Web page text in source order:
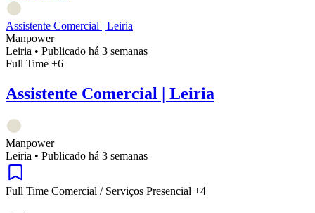
Assistente Comercial | Leiria
Manpower
Leiria • Publicado há 3 semanas
Full Time +6
Assistente Comercial | Leiria
Manpower
Leiria • Publicado há 3 semanas
Full Time Comercial / Serviços Presencial +4